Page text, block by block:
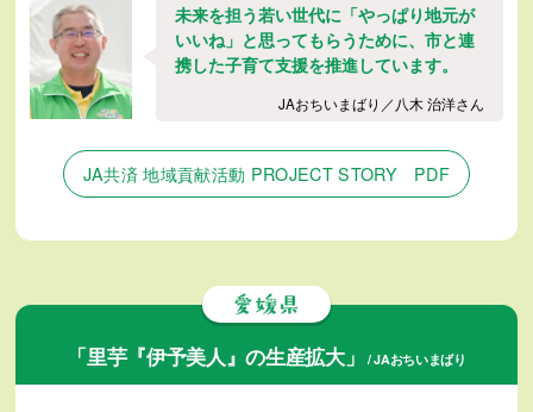
未来を担う若い世代に「やっぱり地元が
いいね」と思ってもらうために、市と連
携した子育て支援を推進しています。
JAおちいまばり／八木 治洋さん
JA共済 地域貢献活動 PROJECT STORY PDF
「里芋『伊予美人』の生産拡大」 / JAおちいまばり